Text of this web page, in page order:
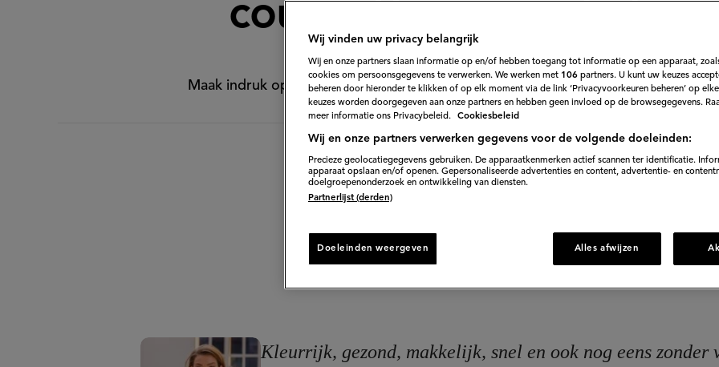
courgette en venkel
2
Beoordeel
recept
'Vegetarische
carpaccio
van
courgette
venkel
'
Maak indruk op je tafelgenoten met deze prachtige vegetarische carpaccio.
15 min. voorbereiden
Kleurrijk, gezond, makkelijk, snel en ook nog eens zonder
Wij vinden uw privacy belangrijk
Wij en onze partners slaan informatie op en/of hebben toegang tot informatie op een apparaat, zoals
cookies om persoonsgegevens te verwerken. We werken met 106 partners. U kunt uw keuzes
beheren door hieronder te klikken of op elk moment via de link ‘Privacyvoorkeuren beheren’ op
keuzes worden doorgegeven aan onze partners en hebben geen invloed op de browsegegevens.
meer informatie ons Privacybeleid.
Cookiesbeleid
Wij en onze partners verwerken gegevens voor de volgende doeleinden:
Precieze geolocatiegegevens gebruiken. De apparaatkenmerken actief scannen ter identificatie.
apparaat opslaan en/of openen. Gepersonaliseerde advertenties en content, advertentie- en
doelgroepenonderzoek en ontwikkeling van diensten.
Partnerlijst (derden)
Doeleinden weergeven Alles afwijzen